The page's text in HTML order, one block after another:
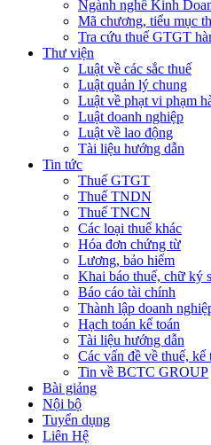
Ngành nghề Kinh
Mã chương, tiểu mục
Tra cứu thuế GTGT
Thư viện
Luật về các sắc thuế
Luật quản lý chung
Luật về phạt vi phạm
Luật doanh nghiệp
Luật về lao động
Tài liệu hướng dẫn
Tin tức
Thuế GTGT
Thuế TNDN
Thuế TNCN
Các loại thuế khác
Hóa đơn chứng từ
Lương, bảo hiểm
Khai báo thuế, chữ ký
Báo cáo tài chính
Thành lập doanh
Hạch toán kế toán
Tài liệu hướng dẫn
Các vấn đề về thuế, kế
Tin về BCTC GROUP
Bài giảng
Nội bộ
Tuyển dụng
Liên Hệ